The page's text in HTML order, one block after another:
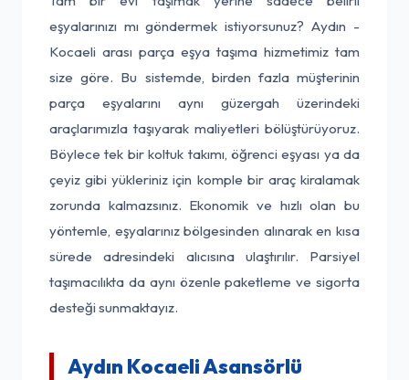
eşyalarınızı mı göndermek istiyorsunuz? Aydın -
Kocaeli arası parça eşya taşıma hizmetimiz tam
size göre. Bu sistemde, birden fazla müşterinin
parça eşyalarını aynı güzergah üzerindeki
araçlarımızla taşıyarak maliyetleri bölüştürüyoruz.
Böylece tek bir koltuk takımı, öğrenci eşyası ya da
çeyiz gibi yükleriniz için komple bir araç kiralamak
zorunda kalmazsınız. Ekonomik ve hızlı olan bu
yöntemle, eşyalarınız bölgesinden alınarak en kısa
sürede adresindeki alıcısına ulaştırılır. Parsiyel
taşımacılıkta da aynı özenle paketleme ve sigorta
desteği sunmaktayız.
Aydın Kocaeli Asansörlü